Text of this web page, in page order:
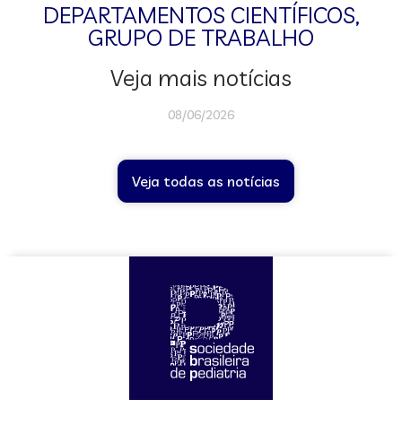
DEPARTAMENTOS CIENTÍFICOS,
GRUPO DE TRABALHO
Veja mais notícias
08/06/2026
Veja todas as notícias